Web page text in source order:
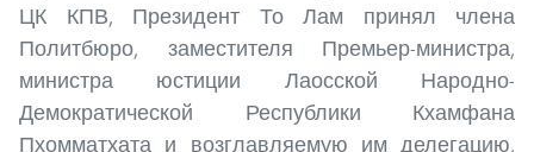
ЦК КПВ, Президент То Лам принял члена
Политбюро, заместителя Премьер-министра,
министра юстиции Лаосской Народно-
Демократической Республики Кхамфана
Пхомматхата и возглавляемую им делегацию,